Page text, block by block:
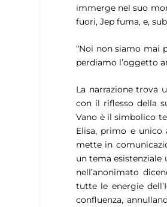
immerge nel suo
fuori, Jep fuma, e,
“Noi non siamo mai
perdiamo l’oggetto
La narrazione trova
con il riflesso della
Vano è il simbolico
Elisa, primo e
mette in
un tema esistenziale
nell’anonimato
tutte le energie
confluenza,